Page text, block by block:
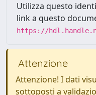
Utilizza questo
link a questo
https://
Attenzione
Attenzione! I dati
sottoposti a